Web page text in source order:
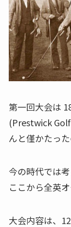
第一回大会は
(Prestwick
んと僅かたった
今の時代では
ここから全英
大会内容は、